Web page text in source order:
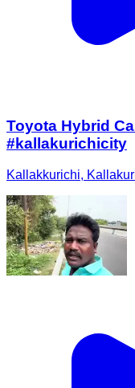
Toyota Hybrid
#kallakurichicity
Kallakkurichi,